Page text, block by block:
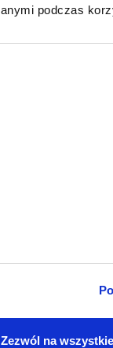
podczas
Zezwól na wszystkie
OPINIE